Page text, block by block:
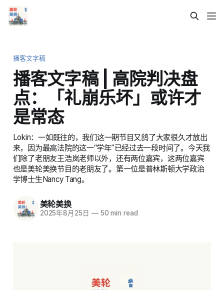
播客文字稿
播客文字稿 | 高院判决盘
点：「礼崩乐坏」或许才
是常态
Lokin：一如既往的，我们这一期节目又鸽了大家很久才放出
来，因为最高法院的这一“学年”已经过去一段时间了。今天我
们除了老朋友王浩岚老师以外，还有两位嘉宾，这两位嘉宾
也是美轮美换节目的老朋友了。第一位是普林斯顿大学政治
学博士生Nancy Tang。
美轮美换
2025年8月25日 —50 min read